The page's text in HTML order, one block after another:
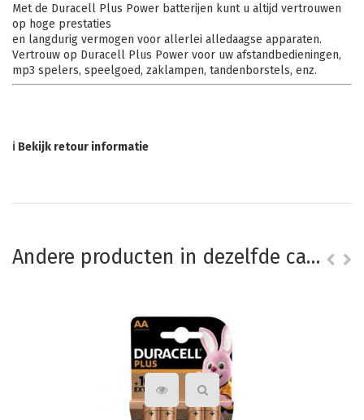
Met de Duracell Plus Power batterijen kunt u altijd vertrouwen
op hoge prestaties
en langdurig vermogen voor allerlei alledaagse apparaten.
Vertrouw op Duracell Plus Power voor uw afstandbedieningen,
mp3 spelers, speelgoed, zaklampen, tandenborstels, enz.
ℹ Bekijk retour informatie
Andere producten in dezelfde categorie